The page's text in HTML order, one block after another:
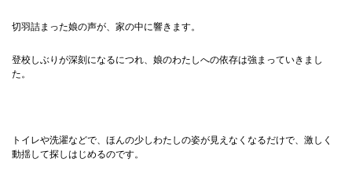
切羽詰まった娘の声が、家の中に響きます。
登校しぶりが深刻になるにつれ、娘のわたしへの依存は強まっていきまし
た。
トイレや洗濯などで、ほんの少しわたしの姿が見えなくなるだけで、激しく
動揺して探しはじめるのです。